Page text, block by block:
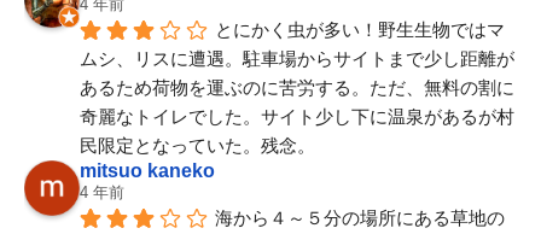
4 年前
とにかく虫が多い！野生生物ではマ
ムシ、リスに遭遇。駐車場からサイトまで少し距離が
あるため荷物を運ぶのに苦労する。ただ、無料の割に
奇麗なトイレでした。サイト少し下に温泉があるが村
民限定となっていた。残念。
mitsuo kaneko
4 年前
海から４～５分の場所にある草地の